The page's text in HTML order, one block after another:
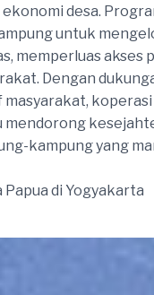
desa.
untuk
memperluas akses
Dengan
mendorong
kampung yang
Papua di Yogyakarta